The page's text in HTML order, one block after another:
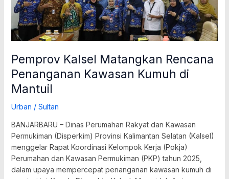
Pemprov Kalsel Matangkan Rencana
Penanganan Kawasan Kumuh di
Mantuil
Urban / Sultan
BANJARBARU – Dinas Perumahan Rakyat dan Kawasan
Permukiman (Disperkim) Provinsi Kalimantan Selatan (Kalsel)
menggelar Rapat Koordinasi Kelompok Kerja (Pokja)
Perumahan dan Kawasan Permukiman (PKP) tahun 2025,
dalam upaya mempercepat penanganan kawasan kumuh di